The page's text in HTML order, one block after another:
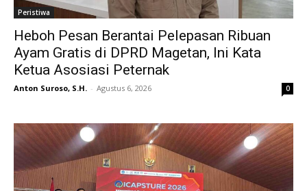
Peristiwa
Heboh Pesan Berantai Pelepasan Ribuan
Ayam Gratis di DPRD Magetan, Ini Kata
Ketua Asosiasi Peternak
Anton Suroso, S.H. - Agustus 6, 2026 0